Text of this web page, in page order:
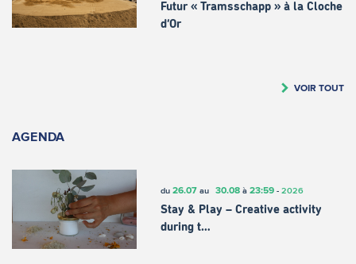
Futur « Tramsschapp » à la Cloche
d’Or
VOIR TOUT
AGENDA
du 26.07au 30.08à 23:59- 2026
Stay & Play – Creative activity
during t…